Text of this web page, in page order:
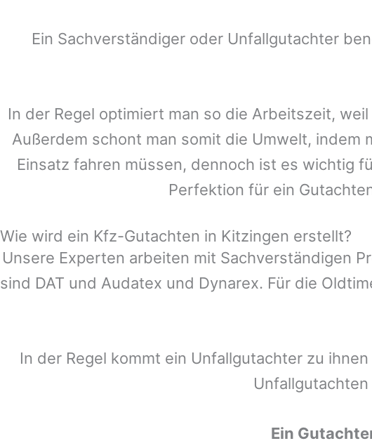
Ein Sachverständiger oder Unfallgutachter
In der Regel optimiert man so die Arbeitszeit,
Außerdem schont man somit die Umwelt,
Einsatz fahren müssen, dennoch ist es wichtig
Perfektion für ein
Wie wird ein Kfz-Gutachten in Kitzingen erstellt?
Unsere Experten arbeiten mit Sachverständigen
sind DAT und Audatex und Dynarex. Für die
In der Regel kommt ein Unfallgutachter zu
Ein